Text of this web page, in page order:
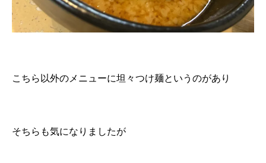
こちら以外のメニューに坦々つけ麺というのがあり
そちらも気になりましたが